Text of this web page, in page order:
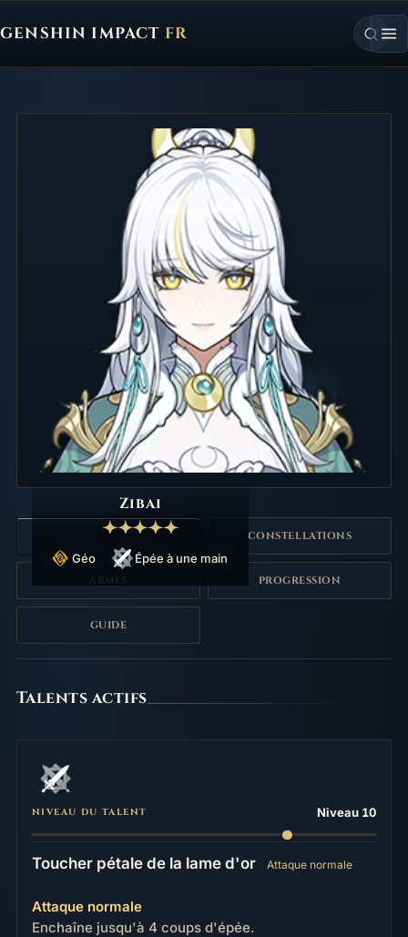
GENSHIN IMPACT FR
Genshin Impact FR, retour à l'accueil
TALENTS & STATS CONSTELLATIONS
PROGRESSION
GUIDE
Talents
Talents actifs
NIVEAU DU TALENT Niveau 10
Toucher pétale de la lame d'or Attaque normale
Attaque normale
Enchaîne jusqu'à 4 coups d'épée.
Zibai
Géo Épée à une main